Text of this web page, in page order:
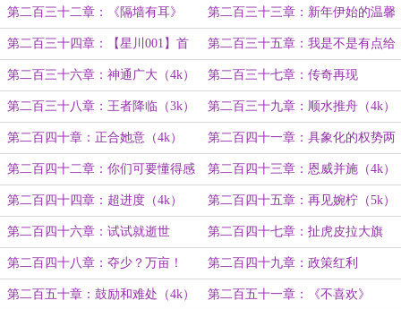
天
第二百三十二章：《隔墙有耳》
（4k）
第二百三十三章：新年伊始的温馨
（4k）
第二百三十四章：【星川001】首
秀（3k）
第二百三十五章：我是不是有点给
他脸了？（3k）
第二百三十六章：神通广大（4k） 第二百三十七章：传奇再现
第二百三十八章：王者降临（3k） 第二百三十九章：顺水推舟（4k）
第二百四十章：正合她意（4k） 第二百四十一章：具象化的权势两
字
第二百四十二章：你们可要懂得感
恩啊
第二百四十三章：恩威并施（4k）
第二百四十四章：超进度（4k） 第二百四十五章：再见婉柠（5k）
第二百四十六章：试试就逝世 第二百四十七章：扯虎皮拉大旗
（3k）
第二百四十八章：夺少？万亩！
（3k）
第二百四十九章：政策红利
第二百五十章：鼓励和难处（4k） 第二百五十一章：《不喜欢》